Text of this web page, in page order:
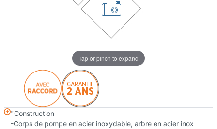
Tap or pinch to expand
"Construction
-Corps de pompe en acier inoxydable, arbre en acier inox